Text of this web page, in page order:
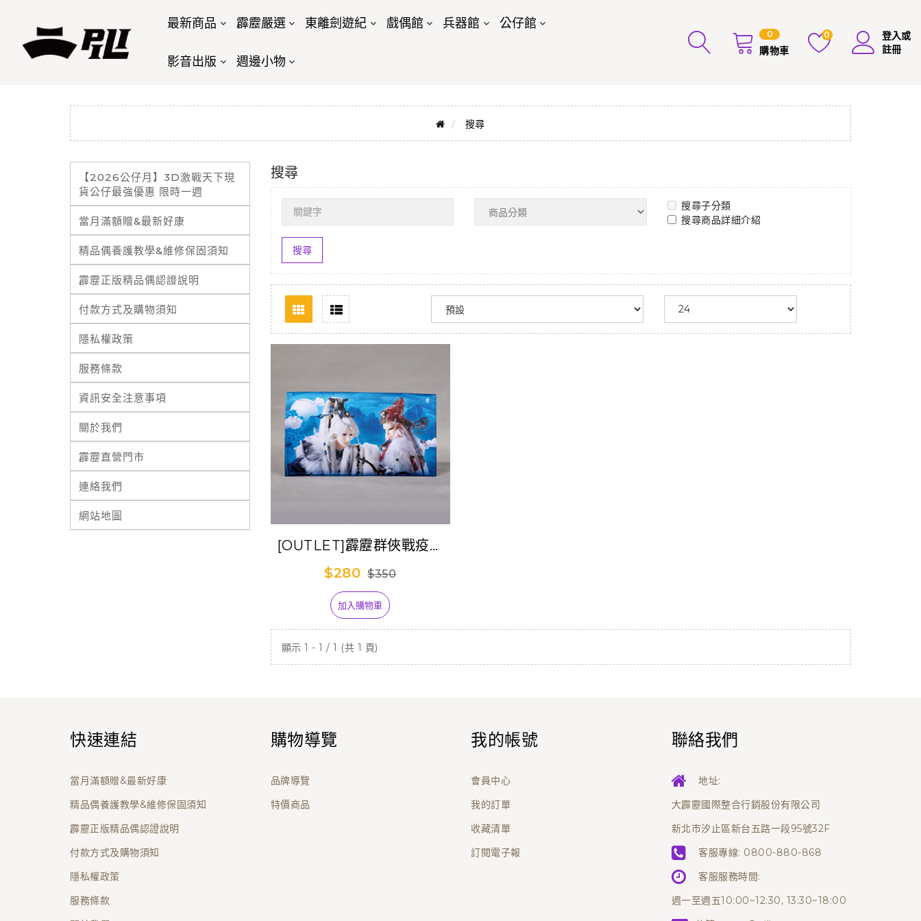
最新商品 霹靂嚴選 東離劍遊紀 戲偶館 兵器館 公仔館
影音出版 週邊小物
0
購物車
0
登入或
註冊
搜尋
【2026公仔月】3D激戰天下現
貨公仔最強優惠 限時一週
當月滿額贈&最新好康
精品偶養護教學&維修保固須知
霹靂正版精品偶認證說明
付款方式及購物須知
隱私權政策
服務條款
資訊安全注意事項
關於我們
霹靂直營門市
連絡我們
網站地圖
搜尋
搜尋子分類
搜尋商品詳細介紹
[OUTLET]霹靂群俠戰疫收
納袋-鹿狐雙驕
$280 $350
加入購物車
顯示 1 - 1 / 1 (共 1 頁)
快速連結
當月滿額贈&最新好康
精品偶養護教學&維修保固須知
霹靂正版精品偶認證說明
付款方式及購物須知
隱私權政策
服務條款
購物導覽
品牌導覽
特價商品
我的帳號
會員中心
我的訂單
收藏清單
訂閱電子報
聯絡我們
地址:
大霹靂國際整合行銷股份有限公司
新北市汐止區新台五路一段95號32F
客服專線: 0800-880-868
客服服務時間:
週一至週五10:00~12:30, 13:30~18:00